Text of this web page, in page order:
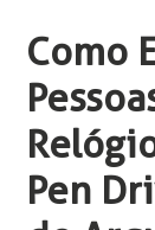
Como
Pen